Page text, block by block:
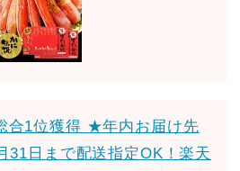
合1位獲得 ★年内お届け先
日まで配送指定OK！楽天